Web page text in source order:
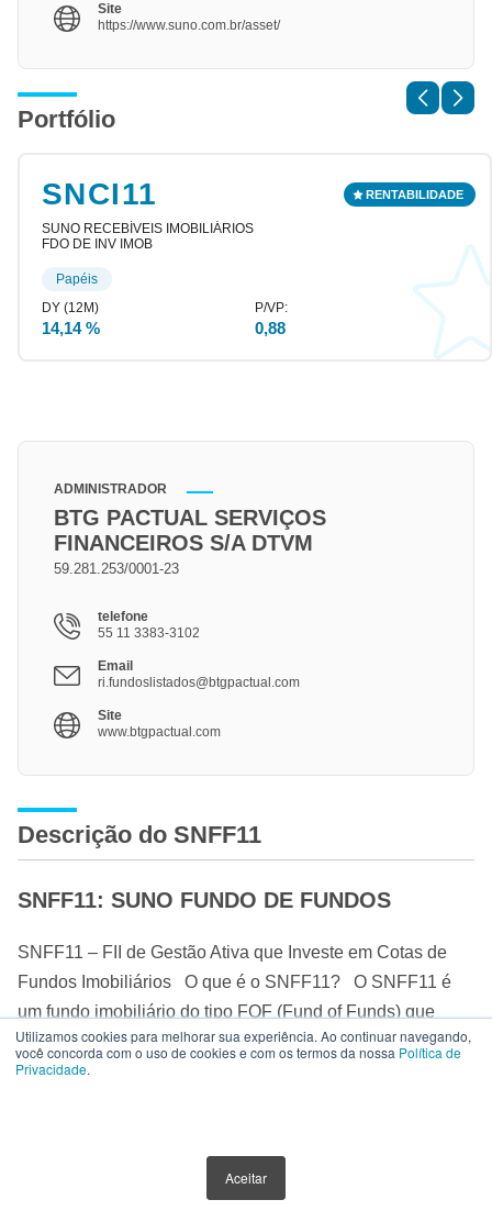
Utilizamos cookies para melhorar sua experiência. Ao continuar navegando,
você concorda com o uso de cookies e com os termos da nossa Política de
Privacidade.
Aceitar
Site
https://www.suno.com.br/asset/
Portfólio
SNCI11
SUNO RECEBÍVEIS IMOBILIÁRIOS
FDO DE INV IMOB
14,14 % 0,88
Papéis
ADMINISTRADOR
BTG PACTUAL SERVIÇOS
FINANCEIROS S/A DTVM
59.281.253/0001-23
telefone
55 11 3383-3102
Email
ri.fundoslistados@btgpactual.com
Site
www.btgpactual.com
Descrição do SNFF11
SNFF11: SUNO FUNDO DE FUNDOS
SNFF11 – FII de Gestão Ativa que Investe em Cotas de
Fundos Imobiliários O que é o SNFF11? O SNFF11 é
um fundo imobiliário do tipo FOF (Fund of Funds) que
investe em outros fundos imobiliários, aproveitando as
melhores oportunidades do momento, sempre tomando
do tempo. O FII SUNO FUNDO DE FUNDOS DE
INVESTIMENTOS IMOBILIÁRIOS é um fundo de